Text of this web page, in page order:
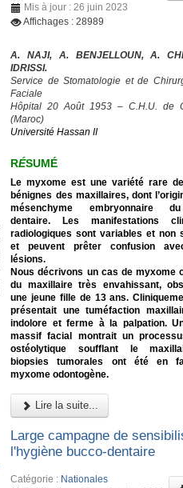
Mis à jour : 26 juin 2023
Affichages : 28989
A. NAJI, A. BENJELLOUN, A.
IDRISSI.
Service de Stomatologie et de
Faciale
Hôpital 20 Août 1953 – C.H.U. de
(Maroc)
Université Hassan II
RÉSUMÉ
Le myxome est une variété rare
bénignes des maxillaires, dont
mésenchyme embryonnaire
dentaire. Les manifestations
radiologiques sont variables et non
et peuvent prêter confusion
lésions.
Nous décrivons un cas de myxome
du maxillaire très envahissant,
une jeune fille de 13 ans.
présentait une tuméfaction
indolore et ferme à la palpation.
massif facial montrait un
ostéolytique soufflant le
biopsies tumorales ont été en
myxome odontogène.
Lire la suite...
Large campagne de
l'hygiène bucco-dentaire
Catégorie : Nationales